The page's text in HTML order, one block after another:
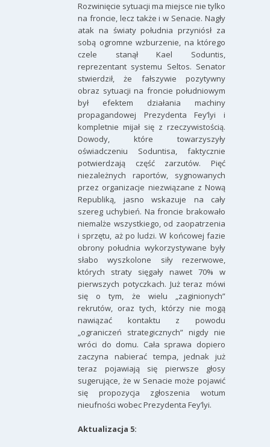
Rozwinięcie sytuacji ma miejsce nie tylko
na froncie, lecz także i w Senacie. Nagły
atak na światy południa przyniósł za
sobą ogromne wzburzenie, na którego
czele stanął Kael Soduntis,
reprezentant systemu Seltos. Senator
stwierdził, że fałszywie pozytywny
obraz sytuacji na froncie południowym
był efektem działania machiny
propagandowej Prezydenta Fey’lyi i
kompletnie mijał się z rzeczywistością.
Dowody, które towarzyszyły
oświadczeniu Soduntisa, faktycznie
potwierdzają część zarzutów. Pięć
niezależnych raportów, sygnowanych
przez organizacje niezwiązane z Nową
Republiką, jasno wskazuje na cały
szereg uchybień. Na froncie brakowało
niemalże wszystkiego, od zaopatrzenia
i sprzętu, aż po ludzi. W końcowej fazie
obrony południa wykorzystywane były
słabo wyszkolone siły rezerwowe,
których straty sięgały nawet 70% w
pierwszych potyczkach. Już teraz mówi
się o tym, że wielu „zaginionych”
rekrutów, oraz tych, którzy nie mogą
nawiązać kontaktu z powodu
„ograniczeń strategicznych” nigdy nie
wróci do domu. Cała sprawa dopiero
zaczyna nabierać tempa, jednak już
teraz pojawiają się pierwsze głosy
sugerujące, że w Senacie może pojawić
się propozycja zgłoszenia wotum
nieufności wobec Prezydenta Fey’lyi.
Aktualizacja 5: